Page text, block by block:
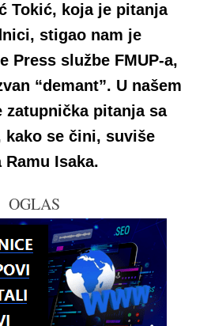
Tokić, koja je pitanja
stigao nam je
Press službe FMUP-a,
“demant”. U našem
zatupnička pitanja sa
kako se čini, suviše
Isaka.
OGLAS